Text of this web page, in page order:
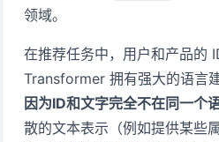
领域。
在推荐任务中，用户和产品的
Transformer 拥有强大的语言
因为ID和文字完全不在同一个
散的文本表示（例如提供某些